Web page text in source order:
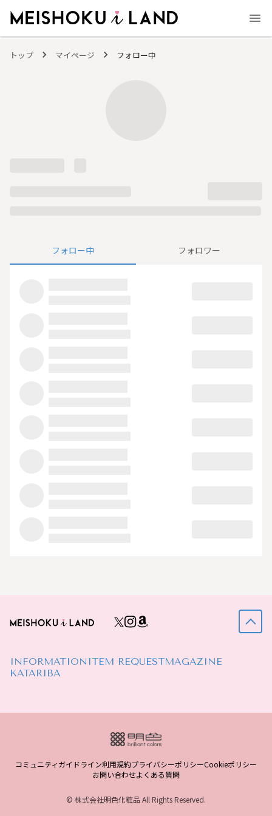
トップ マイページ フォロー中
フォロー中 フォロワー
INFORMATION ITEM REQUESTMAGAZINE
KATARIBA
コミュニティガイドライン利用規約プライバシーポリシーCookieポリシー
お問い合わせよくある質問
© 株式会社明色化粧品 All Rights Reserved.